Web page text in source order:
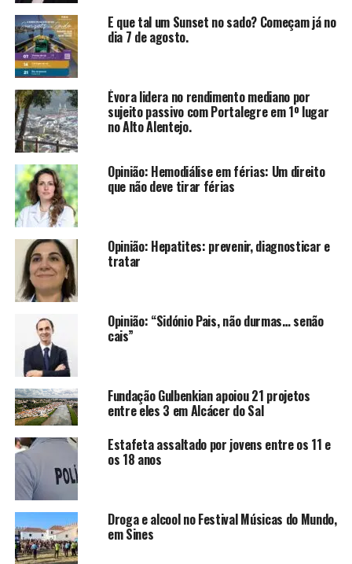
E que tal um Sunset no sado? Começam já no
dia 7 de agosto.
Évora lidera no rendimento mediano por
sujeito passivo com Portalegre em 1º lugar
no Alto Alentejo.
Opinião: Hemodiálise em férias: Um direito
que não deve tirar férias
Opinião: Hepatites: prevenir, diagnosticar e
tratar
Opinião: “Sidónio Pais, não durmas… senão
cais”
Fundação Gulbenkian apoiou 21 projetos
entre eles 3 em Alcácer do Sal
Estafeta assaltado por jovens entre os 11 e
os 18 anos
Droga e alcool no Festival Músicas do Mundo,
em Sines